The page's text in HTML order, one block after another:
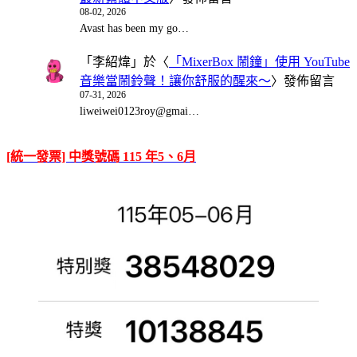
08-02, 2026
Avast has been my go…
「 李紹煒 」於〈 「MixerBox 鬧鐘」使用 YouTube
音樂當鬧鈴聲！讓你舒服的醒來～〉發佈留言
07-31, 2026
liweiwei0123roy@gmai…
[統一發票] 中獎號碼 115 年5、6月